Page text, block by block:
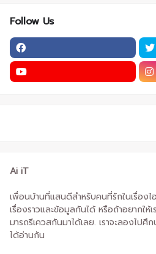
Follow Us
Ai iT
เพื่อนบ้านที่แสนดีสำหรับคนที่รักในเรื่อง
เรื่องราวและข้อมูลกันได้ หรือถ้าอยากให้เ
มารถรีเควสกันมาได้เลย. เราจะลองไปศึ
ได้อ่านกัน